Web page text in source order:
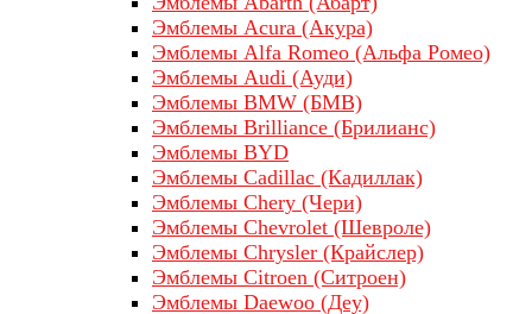
Эмблемы Acura (Акура)
Эмблемы Alfa Romeo (Альфа Ромео)
Эмблемы Audi (Ауди)
Эмблемы BMW (БМВ)
Эмблемы Brilliance (Брилианс)
Эмблемы BYD
Эмблемы Cadillac (Кадиллак)
Эмблемы Chery (Чери)
Эмблемы Chevrolet (Шевроле)
Эмблемы Chrysler (Крайслер)
Эмблемы Citroen (Ситроен)
Эмблемы Daewoo (Деу)